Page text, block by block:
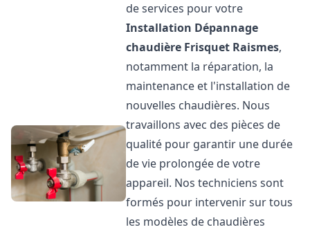
de services pour votre
Installation Dépannage
chaudière Frisquet Raismes,
notamment la réparation, la
maintenance et l'installation de
nouvelles chaudières. Nous
travaillons avec des pièces de
qualité pour garantir une durée
de vie prolongée de votre
appareil. Nos techniciens sont
formés pour intervenir sur tous
les modèles de chaudières